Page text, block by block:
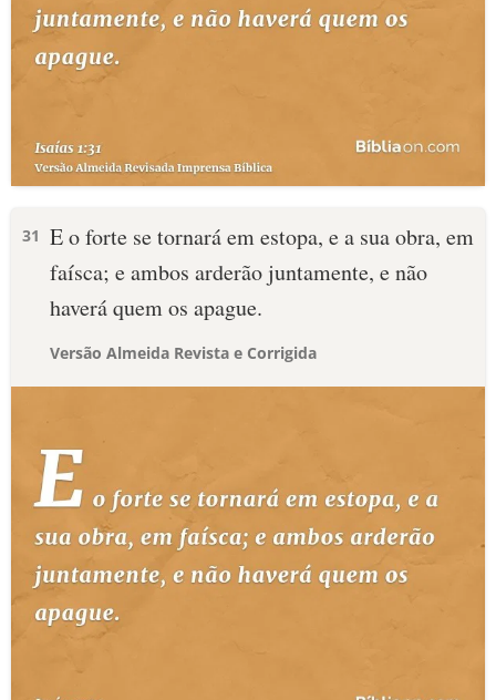
31 E o forte se tornará em estopa, e a sua obra, em
faísca; e ambos arderão juntamente, e não
haverá quem os apague.
Versão Almeida Revista e Corrigida